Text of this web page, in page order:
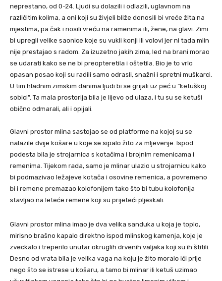
neprestano, od 0-24. Ljudi su dolazili i odlazili, uglavnom na
različitim kolima, a oni koji su živjeli bliže donosili bi vreće žita na
mjestima, pa čak i nosili vreću na ramenima ili, žene, na glavi. Zimi
bi upregli velike saonice koje su vukli konji ili volovi jer ni tada mlin
nije prestajao s radom. Za izuzetno jakih zima, led na brani morao
se udarati kako se ne bi preopteretila i oštetila. Bio je to vrlo
opasan posao koji su radili samo odrasli, snažni i spretni muškarci.
U tim hladnim zimskim danima ljudi bi se grijali uz peć u “ketuškoj
sobici”. Ta mala prostorija bila je lijevo od ulaza, i tu su se ketuši
obično odmarali, ali i opijali.
Glavni prostor mlina sastojao se od platforme na kojoj su se
nalazile dvije košare u koje se sipalo žito za mljevenje. Ispod
podesta bila je strojarnica s kotačima i brojnim remenicama i
remenima. Tijekom rada, samo je mlinar ulazio u strojarnicu kako
bi podmazivao ležajeve kotača i osovine remenica, a povremeno
bi i remene premazao kolofonijem tako što bi tubu kolofonija
stavljao na leteće remene koji su prijeteći pljeskali.
Glavni prostor mlina imao je dva velika sanduka u koja je toplo,
mirisno brašno kapalo direktno ispod mlinskog kamenja, koje je
zveckalo i treperilo unutar okruglih drvenih valjaka koji su ih štitili.
Desno od vrata bila je velika vaga na koju je žito moralo ići prije
nego što se istrese u košaru, a tamo bi mlinar ili ketuš uzimao